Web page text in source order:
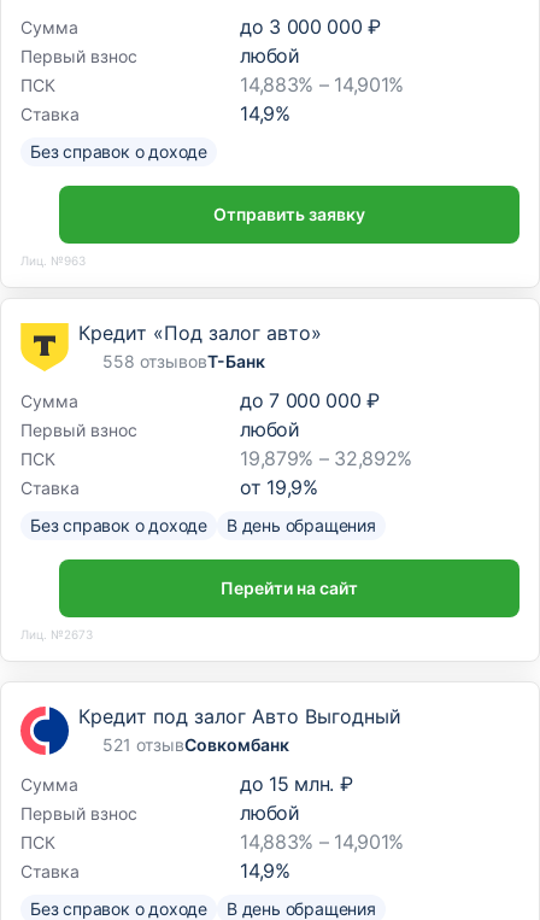
Сумма
до 3 000 000 ₽
Первый взнос любой
ПСК 14,883% – 14,901%
Ставка 14,9%
Без справок о доходе
Отправить заявку
Лиц. №963
Кредит «Под залог авто»
558 отзывовТ-Банк
Сумма
до 7 000 000 ₽
Первый взнос любой
ПСК 19,879% – 32,892%
Ставка от 19,9%
Без справок о доходе В день обращения
Перейти на сайт
Лиц. №2673
Кредит под залог Авто Выгодный
521 отзывСовкомбанк
Сумма
до 15 млн. ₽
Первый взнос любой
ПСК 14,883% – 14,901%
Ставка 14,9%
Без справок о доходе В день обращения